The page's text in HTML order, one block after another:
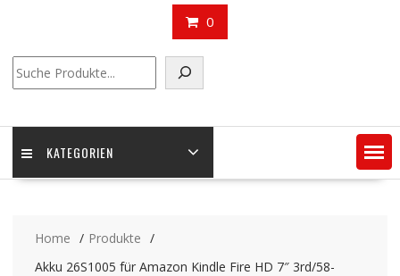
0
KATEGORIEN
Home
Produkte
Akku 26S1005 für Amazon Kindle Fire HD 7″ 3rd/58-